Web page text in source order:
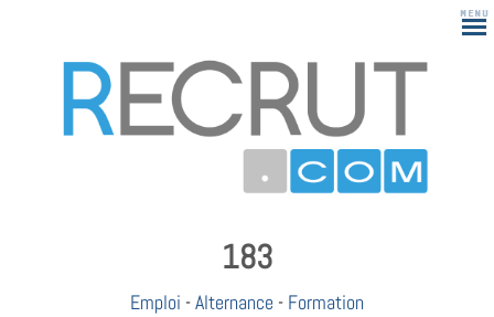
183
Emploi -Alternance - Formation